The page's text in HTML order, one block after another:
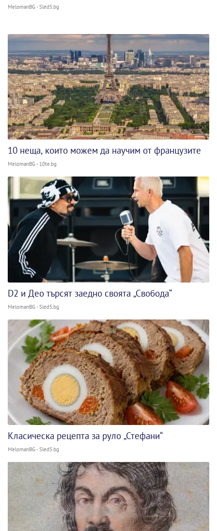
MelomanBG - Sled5.bg
10 неща, които можем да научим от французите
MelomanBG - 10te.bg
D2 и Део търсят заедно своята „Свобода“
MelomanBG - Sled5.bg
Класическа рецепта за руло „Стефани“
MelomanBG - Sled5.bg